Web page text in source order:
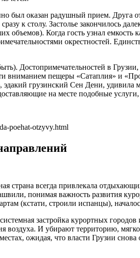
был оказан радушный прием. Друга
к столу. Застолье закончилось
Когда гость узнал емкость
окрестностей.
Достопримечательностей в
вниманием пещеры «Сатаплия» и
грузинский Сен Дени, удивила
на месте подобные
poehat-otzyvy.html
страна всегда привлекала
понимая важность развития
(кстати, строили испанцы),
застройка курортных
И убирают территорию,
ожидая, что власти Грузии